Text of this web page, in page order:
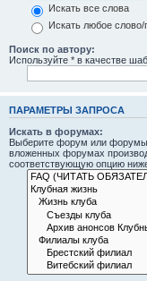
Искать все слова
Искать любое
Поиск по автору:
Используйте * в качестве
ПАРАМЕТРЫ ЗАПРОСА
Искать в форумах:
Выберите форум или
вложенных форумах
соответствующую опцию